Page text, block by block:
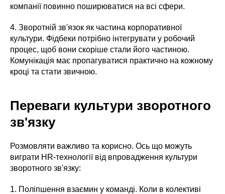
компанії повинно поширюватися на всі сфери.
4. Зворотній зв'язок як частина корпоративної
культури. Фідбеки потрібно інтегрувати у робочий
процес, щоб вони скоріше стали його частиною.
Комунікація має пропагуватися практично на кожному
кроці та стати звичною.
Переваги культури зворотного
зв'язку
Розмовляти важливо та корисно. Ось що можуть
виграти HR-технології від впровадження культури
зворотного зв'язку:
1. Поліпшення взаємин у команді. Коли в колективі